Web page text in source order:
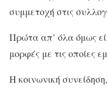
συμμετοχή στις
Πρώτα απ’ όλα όμως
μορφές με τις οποίες
Η κοινωνική